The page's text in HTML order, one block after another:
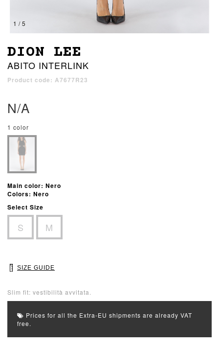
1 / 5
DION LEE
ABITO INTERLINK
Product code: A7677R23
N/A
1 color
Main color: Nero
Colors: Nero
Select Size
S M
SIZE GUIDE
Slim fit: vestibilità avvitata.
Prices for all the Extra-EU shipments are already VAT
free.